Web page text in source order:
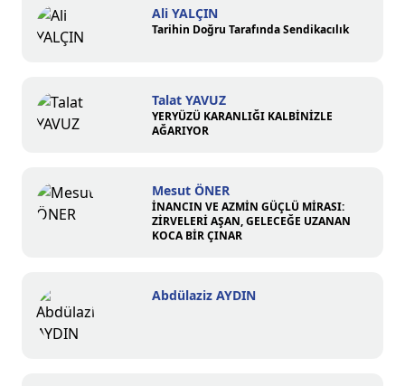
Ali YALÇIN
Tarihin Doğru Tarafında Sendikacılık
Talat YAVUZ
YERYÜZÜ KARANLIĞI KALBİNİZLE
AĞARIYOR
Mesut ÖNER
İNANCIN VE AZMİN GÜÇLÜ MİRASI:
ZİRVELERİ AŞAN, GELECEĞE UZANAN
KOCA BİR ÇINAR
Abdülaziz AYDIN